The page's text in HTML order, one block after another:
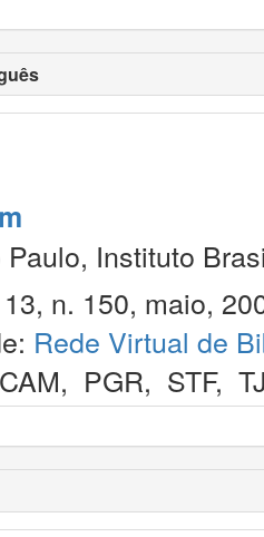
Instituto
n. 150, maio,
Rede Virtual de
CAM, PGR, STF,